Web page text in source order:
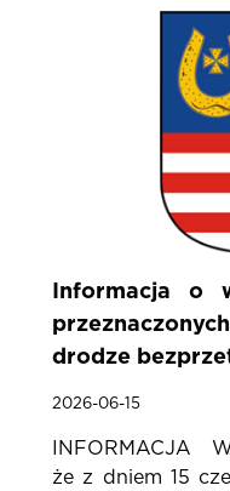
Informacja o
drodze
2026-06-15
INFORMACJA
że z dniem 15